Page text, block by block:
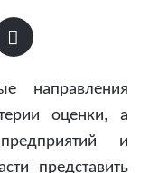
направления
оценки, а
и
представить